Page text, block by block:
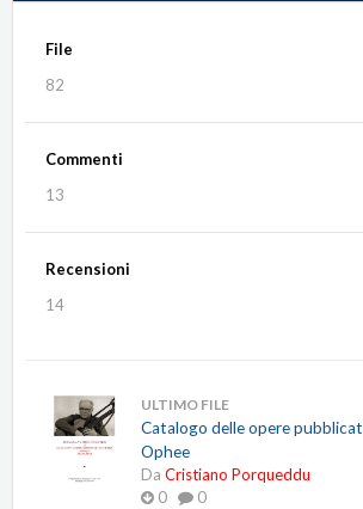
File
82
Commenti
13
Recensioni
14
ULTIMO FILE
Catalogo delle opere
Ophee
Da Cristiano Porqueddu
0
0